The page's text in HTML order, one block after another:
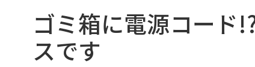
ゴミ箱に電源コー
スです